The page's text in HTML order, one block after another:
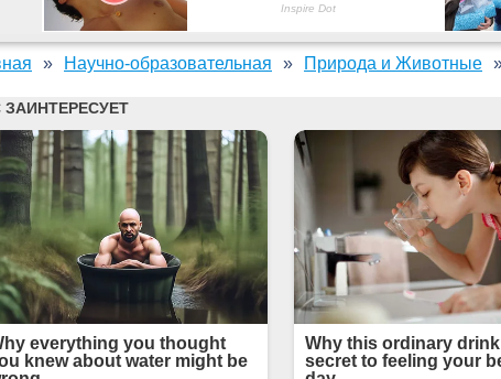
Научно-образовательная Природа и Животные